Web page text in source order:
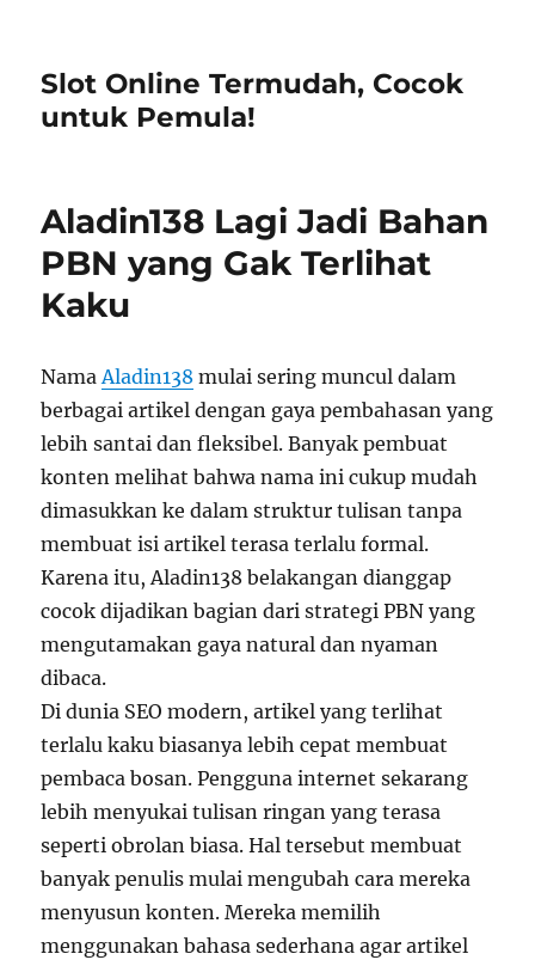
Slot Online Termudah, Cocok
untuk Pemula!
Aladin138 Lagi Jadi Bahan
PBN yang Gak Terlihat
Kaku
NamaAladin138 mulai sering muncul dalam
berbagai artikel dengan gaya pembahasan yang
lebih santai dan fleksibel. Banyak pembuat
konten melihat bahwa nama ini cukup mudah
dimasukkan ke dalam struktur tulisan tanpa
membuat isi artikel terasa terlalu formal.
Karena itu, Aladin138 belakangan dianggap
cocok dijadikan bagian dari strategi PBN yang
mengutamakan gaya natural dan nyaman
dibaca.
Di dunia SEO modern, artikel yang terlihat
terlalu kaku biasanya lebih cepat membuat
pembaca bosan. Pengguna internet sekarang
lebih menyukai tulisan ringan yang terasa
seperti obrolan biasa. Hal tersebut membuat
banyak penulis mulai mengubah cara mereka
menyusun konten. Mereka memilih
menggunakan bahasa sederhana agar artikel